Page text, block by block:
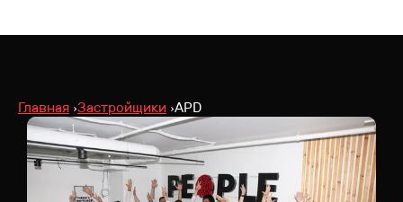
Главная Застройщики APD